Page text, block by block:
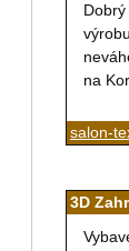
na
salon-
3D